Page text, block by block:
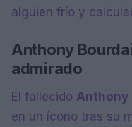
alguien frío y
Anthony
admirado
El fallecido Anthony
en un ícono tras su